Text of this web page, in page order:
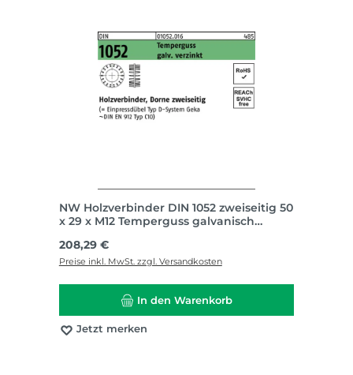
NW Holzverbinder DIN 1052 zweiseitig 50
x 29 x M12 Temperguss galvanisch
Regulärer Preis:
208,29 €
Preise inkl. MwSt. zzgl. Versandkosten
In den Warenkorb
Jetzt merken